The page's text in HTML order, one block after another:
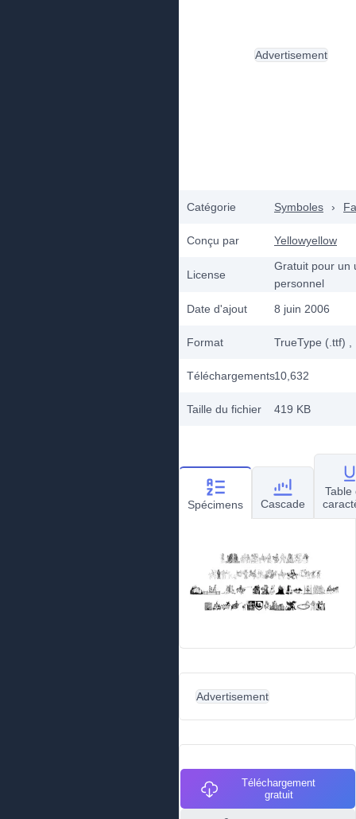
Catégorie Symboles ›
Conçu par Yellowyellow
License
Gratuit pour un
personnel
Date d'ajout
8 juin 2006
Format TrueType (.ttf)
Téléchargements10,632
Taille du fichier 419 KB
Advertisement
Spécimens Cascade
Table
Advertisement
Téléchargement
gratuit